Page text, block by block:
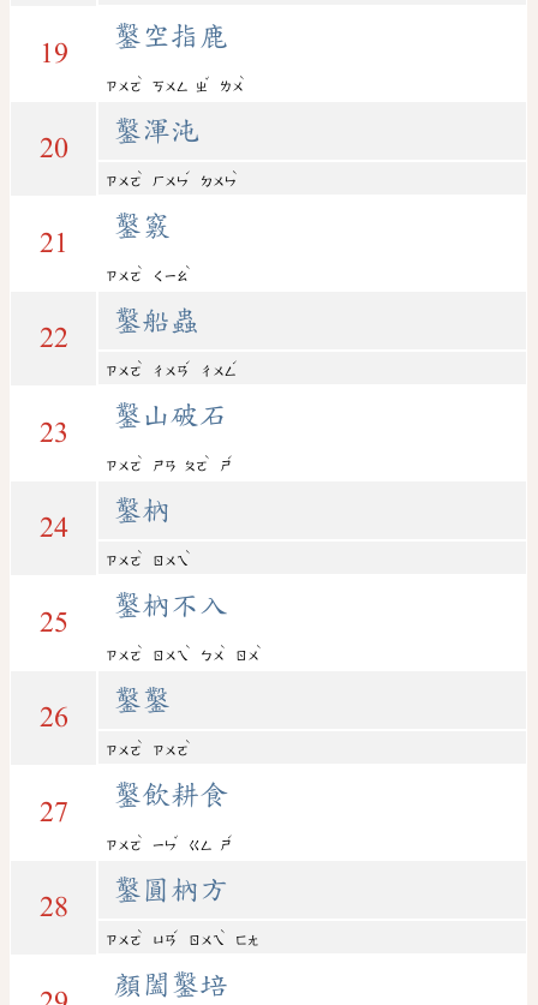
19
鑿空指鹿
ㄗㄨㄛ
ˋ
ㄎㄨㄥ ㄓ
ˇ
ㄌㄨ
ˋ
20
鑿渾沌
ㄗㄨㄛ
ˋ
ㄏㄨㄣ
ˊ
ㄉㄨㄣ
ˋ
21
鑿竅
ㄗㄨㄛ
ˋ
ㄑㄧㄠ
ˋ
22
鑿船蟲
ㄗㄨㄛ
ˋ
ㄔㄨㄢ
ˊ
ㄔㄨㄥ
ˊ
23
鑿山破石
ㄗㄨㄛ
ˋ
ㄕㄢ ㄆㄛ
ˋ
ㄕ
ˊ
24
鑿枘
ㄗㄨㄛ
ˋ
ㄖㄨㄟ
ˋ
25
鑿枘不入
ㄗㄨㄛ
ˋ
ㄖㄨㄟ
ˋ
ㄅㄨ
ˋ
ㄖㄨ
ˋ
26
鑿鑿
ㄗㄨㄛ
ˋ
ㄗㄨㄛ
ˋ
27
鑿飲耕食
ㄗㄨㄛ
ˋ
ㄧㄣ
ˇ
ㄍㄥ ㄕ
ˊ
28
鑿圓枘方
ㄗㄨㄛ
ˋ
ㄩㄢ
ˊ
ㄖㄨㄟ
ˋ
ㄈㄤ
顏闔鑿培